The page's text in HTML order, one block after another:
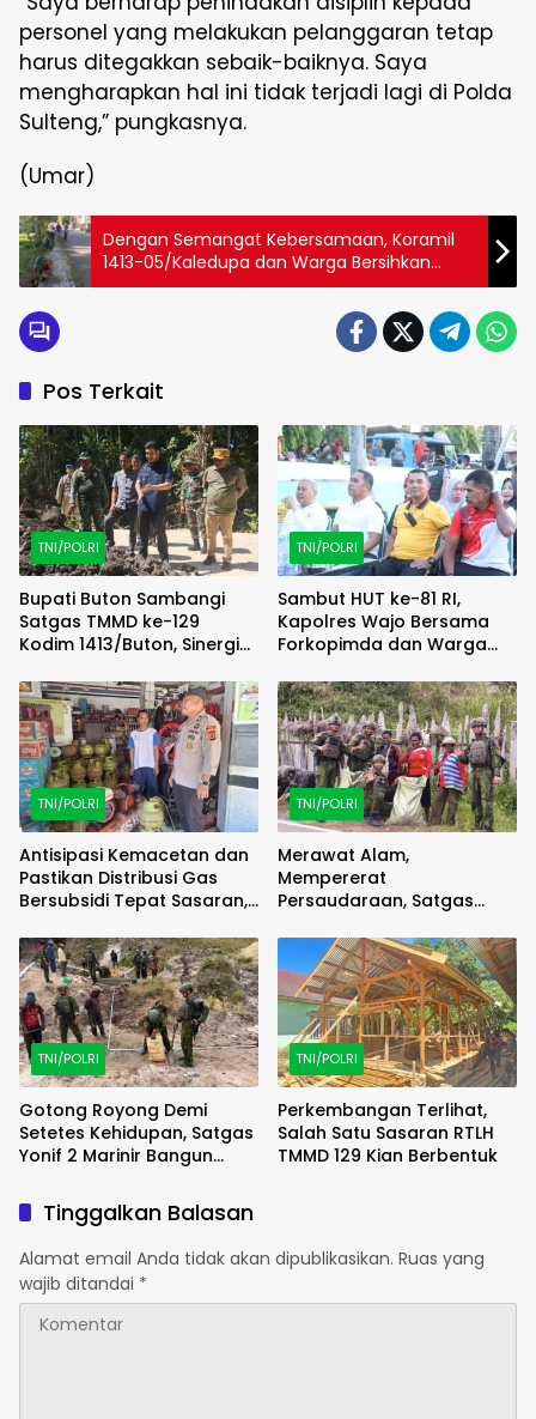
personel yang melakukan pelanggaran tetap
harus ditegakkan sebaik-baiknya. Saya
mengharapkan hal ini tidak terjadi lagi di Polda
Sulteng,” pungkasnya.
(Umar)
Dengan Semangat Kebersamaan, Koramil
1413-05/Kaledupa dan Warga Bersihkan
Selokan
Pos Terkait
TNI/POLRI
Bupati Buton Sambangi
Satgas TMMD ke-129
Kodim 1413/Buton, Sinergi
Menguat
TNI/POLRI
Sambut HUT ke-81 RI,
Kapolres Wajo Bersama
Forkopimda dan Warga
Karung
TNI/POLRI
Antisipasi Kemacetan dan
Pastikan Distribusi Gas
Bersubsidi Tepat Sasaran,
Patroli
TNI/POLRI
Merawat Alam,
Mempererat
Persaudaraan, Satgas
Enarotali Wujudkan Paniai
Bersih, Indonesia Asri
TNI/POLRI
Gotong Royong Demi
Setetes Kehidupan, Satgas
Yonif 2 Marinir Bangun
Masyarakat Pasir Putih
TNI/POLRI
Perkembangan Terlihat,
Salah Satu Sasaran RTLH
TMMD 129 Kian Berbentuk
Tinggalkan Balasan
Alamat email Anda tidak akan dipublikasikan. Ruas yang
wajib ditandai *